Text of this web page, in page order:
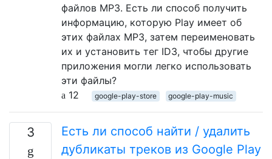
файлов MP3. Есть ли способ получить
информацию, которую Play имеет об
этих файлах MP3, затем переименовать
их и установить тег ID3, чтобы другие
приложения могли легко использовать
эти файлы?
12
google-play-store google-play-music
3
Есть ли способ найти / удалить
дубликаты треков из Google Play